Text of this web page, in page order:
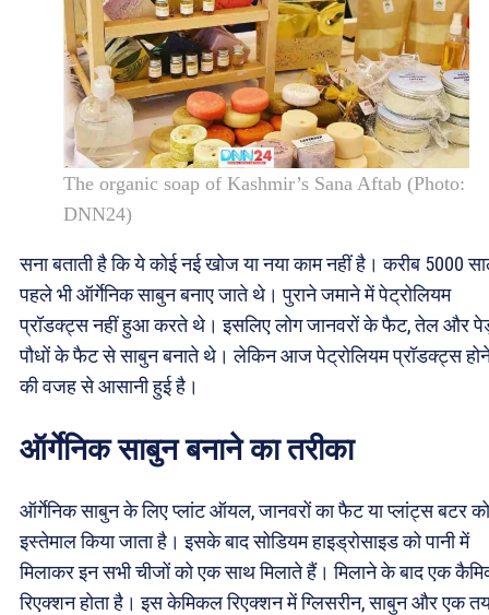
The organic soap of Kashmir’s Sana Aftab (Photo:
DNN24)
सना बताती है कि ये कोई नई खोज या नया काम नहीं है। करीब 5000
पहले भी ऑर्गेनिक साबुन बनाए जाते थे। पुराने जमाने में पेट्रोलियम
प्रॉडक्ट्स नहीं हुआ करते थे। इसलिए लोग जानवरों के फैट, तेल और
पौधों के फैट से साबुन बनाते थे। लेकिन आज पेट्रोलियम प्रॉडक्ट्स
की वजह से आसानी हुई है।
ऑर्गेनिक साबुन बनाने का तरीका
ऑर्गेनिक साबुन के लिए प्लांट ऑयल, जानवरों का फैट या प्लांट्स बटर को
इस्तेमाल किया जाता है। इसके बाद सोडियम हाइड्रोसाइड को पानी में
मिलाकर इन सभी चीजों को एक साथ मिलाते हैं। मिलाने के बाद एक
रिएक्शन होता है। इस केमिकल रिएक्शन में ग्लिसरीन, साबुन और एक